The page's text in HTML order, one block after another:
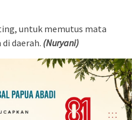
untuk memutus mata
daerah. (Nuryani)